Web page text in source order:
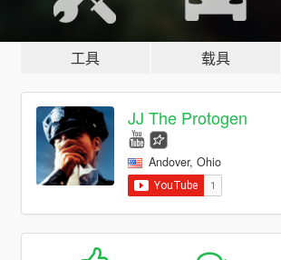
工具 载具
JJ The Protogen
Andover, Ohio